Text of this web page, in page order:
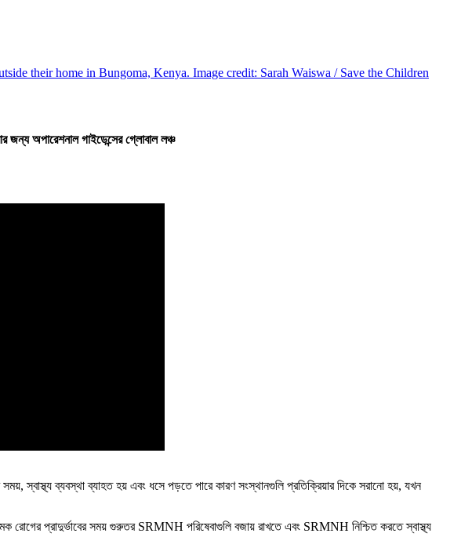
জন্য অপারেশনাল গাইডেন্সের গ্লোবাল লঞ্চ
স্বাস্থ্য ব্যবস্থা ব্যাহত হয় এবং ধসে পড়তে পারে কারণ সংস্থানগুলি প্রতিক্রিয়ার দিকে সরানো হয়, যখন
রোগের প্রাদুর্ভাবের সময় গুরুতর SRMNH পরিষেবাগুলি বজায় রাখতে এবং SRMNH নিশ্চিত করতে স্বাস্থ্য